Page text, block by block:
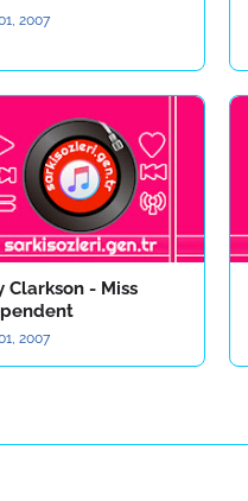
2007
Clarkson - Miss
2007